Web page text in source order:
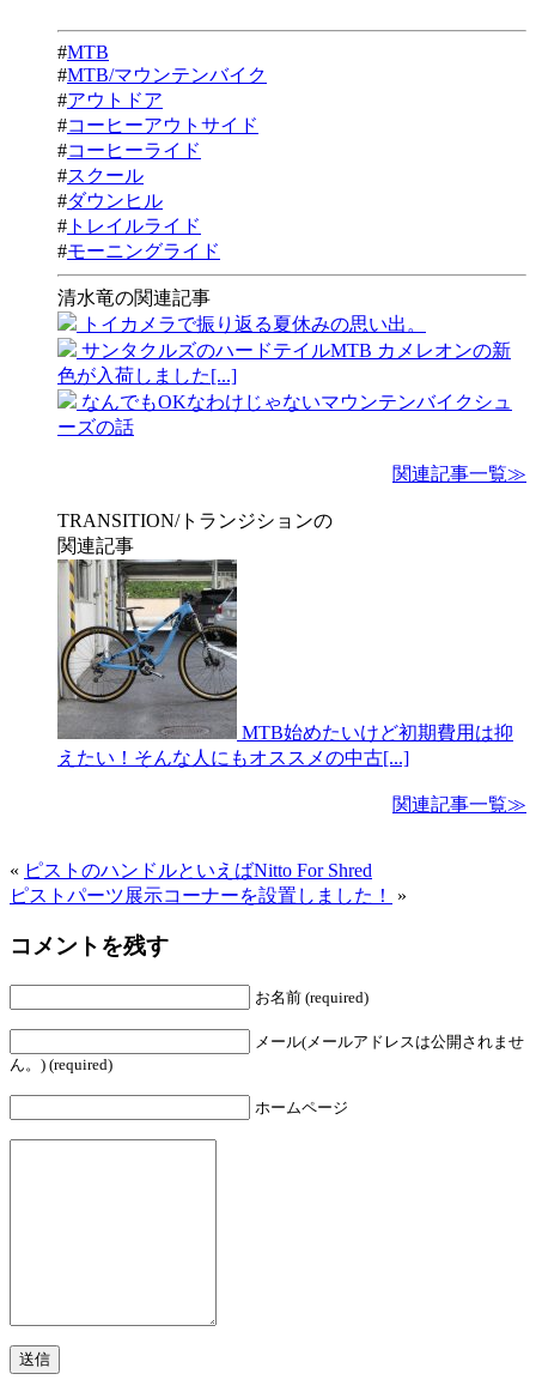
#MTB
#MTB/マウンテンバイク
#アウトドア
#コーヒーアウトサイド
#コーヒーライド
#スクール
#ダウンヒル
# トレイルライド
#モーニングライド
清水竜の関連記事
トイカメラで振り返る夏休みの思い出。
サンタクルズのハードテイルMTB カメレオンの新
色が入荷しました[...]
なんでもOKなわけじゃないマウンテンバイクシュ
ーズの話
関連記事一覧≫
TRANSITION/トランジションの
関連記事
MTB始めたいけど初期費用は抑
えたい！そんな人にもオススメの中古[...]
関連記事一覧≫
« ピストのハンドルといえばNitto For Shred
ピストパーツ展示コーナーを設置しました！
»
コメントを残す
お名前 (required)
メール(メールアドレスは公開されませ
ん。) (required)
ホームページ